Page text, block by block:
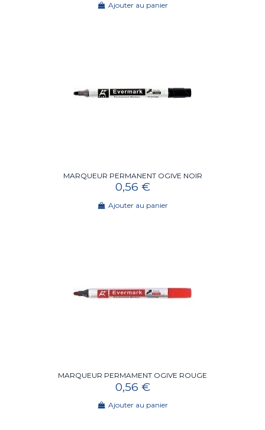
Ajouter au panier
MARQUEUR PERMANENT OGIVE NOIR
0,56 €
Ajouter au panier
MARQUEUR PERMAMENT OGIVE ROUGE
0,56 €
Ajouter au panier